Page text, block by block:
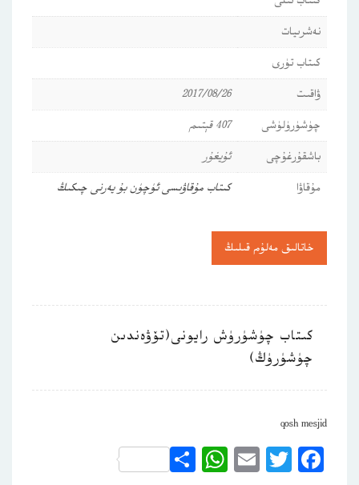
نەشرىيات
كىتاب تۈرى
ۋاقىت
2017/08/26
چۈشۈرۈلۈشى
407 قېتىم
باشقۇرغۇچى
ئۇيغۇر
مۇقاۋا
كىتاب مۇقاۋىسى ئۈچۈن بۇ يەرنى چىكىڭ
خاتالىق مەلۇم قىلىڭ
كىتاب چۈشۈرۈش رايونى(تۆۋەندىن
چۈشۈرۈڭ)
qosh mesjid
Facebook
Twitter
Email
WhatsApp
Share